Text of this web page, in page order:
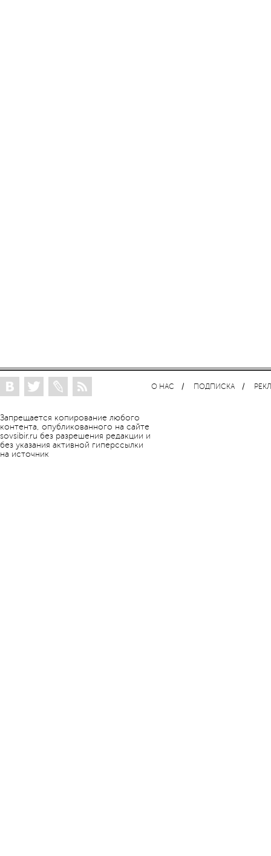
Запрещается копирование любого
контента, опубликованного на сайте
sovsibir.ru без разрешения редакции и
без указания активной гиперссылки
на источник
О НАС ПОДПИСКА